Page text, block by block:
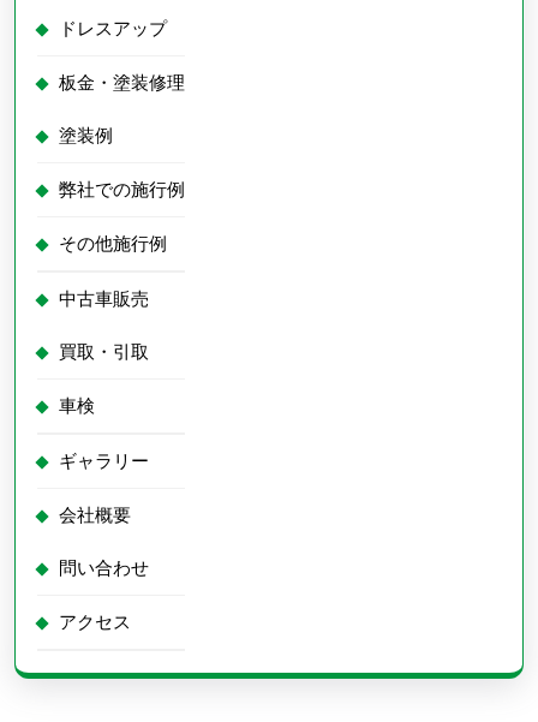
ドレスアップ
板金・塗装修理
塗装例
弊社での施行例
その他施行例
中古車販売
買取・引取
車検
ギャラリー
会社概要
問い合わせ
アクセス